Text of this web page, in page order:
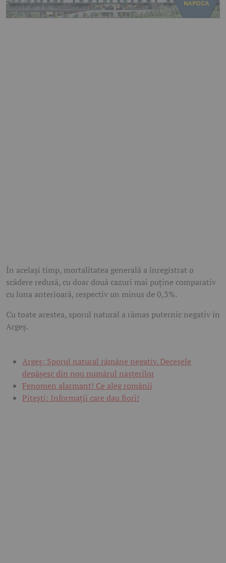
În același timp, mortalitatea generală a înregistrat o
scădere redusă, cu doar două cazuri mai puține comparativ
cu luna anterioară, respectiv un minus de 0,3%.
Cu toate acestea, sporul natural a rămas puternic negativ în
Argeș.
Argeș: Sporul natural rămâne negativ. Decesele
depășesc din nou numărul nașterilor
Fenomen alarmant! Ce aleg românii
Pitești: Informații care dau fiori!